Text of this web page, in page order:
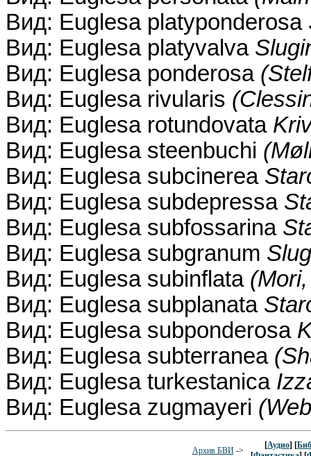
Вид: Euglesa platyponderosa
Вид: Euglesa platyvalva
Вид: Euglesa ponderosa
Вид: Euglesa rivularis
Вид: Euglesa rotundovata
Вид: Euglesa steenbuchi
Вид: Euglesa subcinerea
Вид: Euglesa subdepressa
Вид: Euglesa subfossarina
Вид: Euglesa subgranum
Вид: Euglesa subinflata
Вид: Euglesa subplanata
Вид: Euglesa subponderosa
Вид: Euglesa subterranea
Вид: Euglesa turkestanica
Вид: Euglesa zugmayeri
Архив БВИ->
[Аудио] [